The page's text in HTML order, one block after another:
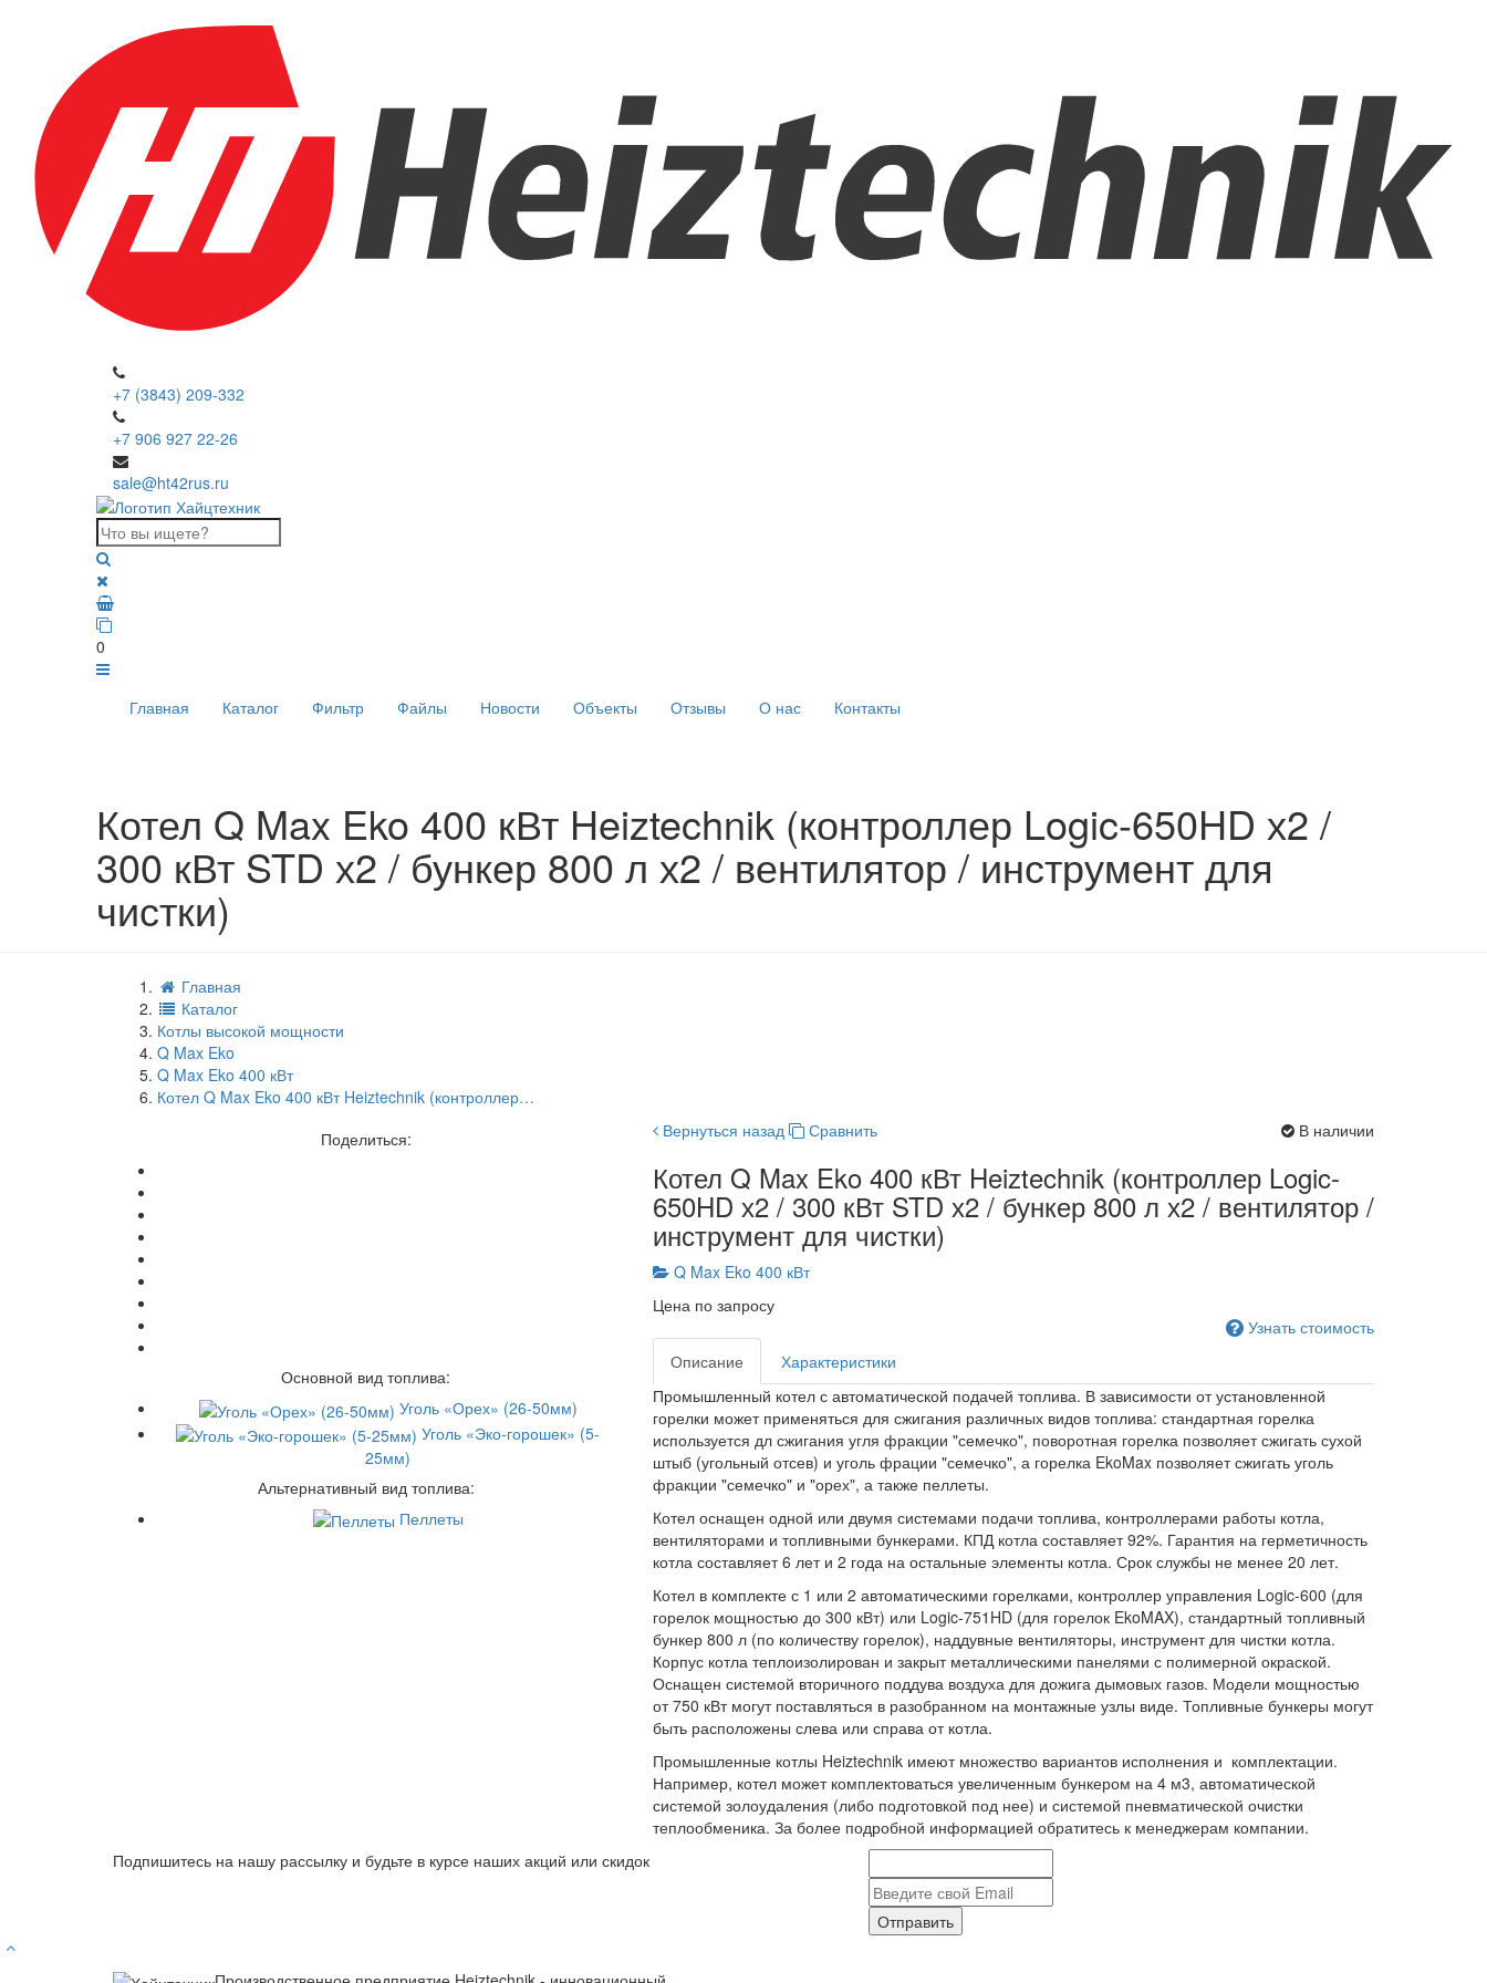
+7 (3843) 209-332
+7 906 927 22-26
sale@ht42rus.ru
0
Главная Каталог Фильтр Файлы Новости Объекты Отзывы О нас Контакты
Котел Q Max Eko 400 кВт Heiztechnik (контроллер Logic-650HD х2 /
300 кВт STD х2 / бункер 800 л х2 / вентилятор / инструмент для
чистки)
Главная
Каталог
Котлы высокой мощности
Q Max Eko
Q Max Eko 400 кВт
Котел Q Max Eko 400 кВт Heiztechnik (контроллер…
Поделиться:
Основной вид топлива:
Уголь «Орех» (26-50мм)
Уголь «Эко-горошек» (5-
25мм)
Альтернативный вид топлива:
Пеллеты
Вернуться назад Сравнить В наличии
Котел Q Max Eko 400 кВт Heiztechnik (контроллер Logic-
650HD х2 / 300 кВт STD х2 / бункер 800 л х2 / вентилятор /
инструмент для чистки)
Q Max Eko 400 кВт
Цена по запросу
Узнать стоимость
Описание
Характеристики
Промышленный котел с автоматической подачей топлива. В зависимости от установленной
горелки может применяться для сжигания различных видов топлива: стандартная горелка
используется дл сжигания угля фракции "семечко", поворотная горелка позволяет сжигать сухой
штыб (угольный отсев) и уголь фрации "семечко", а горелка EkoMax позволяет сжигать уголь
фракции "семечко" и "орех", а также пеллеты.
Котел оснащен одной или двумя системами подачи топлива, контроллерами работы котла,
вентиляторами и топливными бункерами. КПД котла составляет 92%. Гарантия на герметичность
котла составляет 6 лет и 2 года на остальные элементы котла. Срок службы не менее 20 лет.
Котел в комплекте с 1 или 2 автоматическими горелками, контроллер управления Logic-600 (для
горелок мощностью до 300 кВт) или Logic-751HD (для горелок EkoMAX), стандартный топливный
бункер 800 л (по количеству горелок), наддувные вентиляторы, инструмент для чистки котла.
Корпус котла теплоизолирован и закрыт металлическими панелями с полимерной окраской.
Оснащен системой вторичного поддува воздуха для дожига дымовых газов. Модели мощностью
от 750 кВт могут поставляться в разобранном на монтажные узлы виде. Топливные бункеры могут
быть расположены слева или справа от котла.
Промышленные котлы Heiztechnik имеют множество вариантов исполнения и комплектации.
Например, котел может комплектоваться увеличенным бункером на 4 м3, автоматической
системой золоудаления (либо подготовкой под нее) и системой пневматической очистки
теплообменика. За более подробной информацией обратитесь к менеджерам компании.
Подпишитесь на нашу рассылку и будьте в курсе наших акций или скидок
Отправить